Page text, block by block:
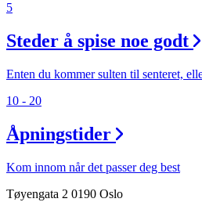
5
Steder å spise noe godt
Enten du kommer sulten til senteret,
10 - 20
Åpningstider
Kom innom når det passer deg best
Tøyengata 2 0190 Oslo